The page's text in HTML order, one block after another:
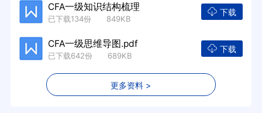
CFA一级知识结构梳理
已下载134份 849KB
下载
CFA一级思维导图.pdf
已下载642份 689KB
下载
更多资料 >